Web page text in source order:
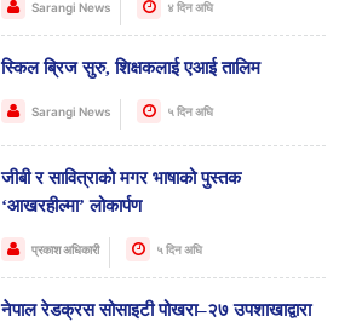
Sarangi News ४ दिन अघि
स्किल ब्रिज सुरु, शिक्षकलाई एआई तालिम
Sarangi News ५ दिन अघि
जीबी र सावित्राको मगर भाषाको पुस्तक
‘आखरहील्मा’ लोकार्पण
प्रकाश अधिकारी ५ दिन अघि
नेपाल रेडक्रस सोसाइटी पोखरा–२७ उपशाखाद्वारा